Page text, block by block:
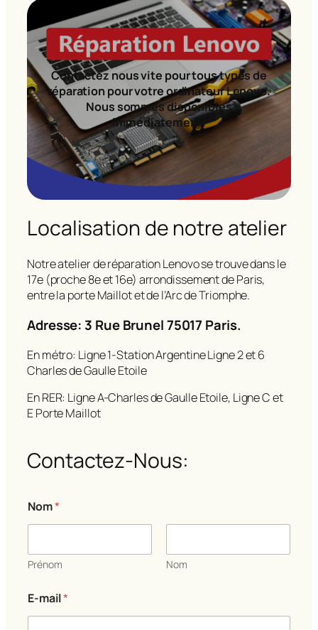
Contactez nous vite pour tous types de
réparation pour votre ordinateur Lenovo.
Nous sommes disponibles
immédiatement!
Localisation de notre atelier
Notre atelier de réparation Lenovo se trouve dans le
17e (proche 8e et 16e) arrondissement de Paris,
entre la porte Maillot et de l’Arc de Triomphe.
Adresse: 3 Rue Brunel 75017 Paris.
En métro: Ligne 1-Station Argentine Ligne 2 et 6
Charles de Gaulle Etoile
En RER: Ligne A-Charles de Gaulle Etoile, Ligne C et
E Porte Maillot
Contactez-Nous:
Nom*
Prénom Nom
-
m
E-mail*